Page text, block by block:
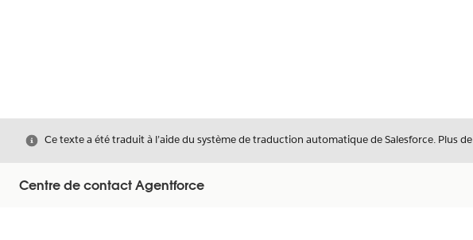
Fermer
Ce texte a été traduit à l’aide du système de traduction automatique de Salesforce. Plus
Centre de contact Agentforce